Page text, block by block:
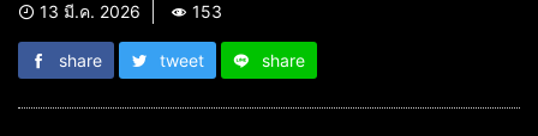
13 มี.ค. 2026 153
share tweet share